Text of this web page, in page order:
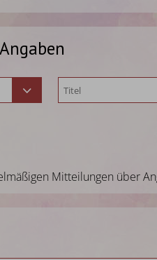
Mitteilungen über